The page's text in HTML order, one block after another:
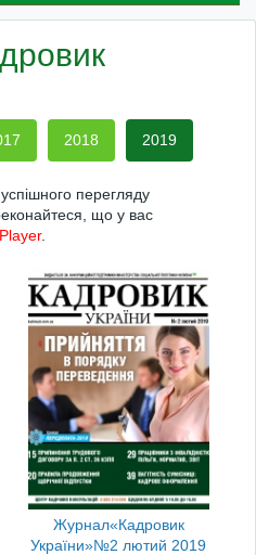
2018 2019
перегляду
що у вас
.
Журнал«Кадровик
України»№2 лютий 2019